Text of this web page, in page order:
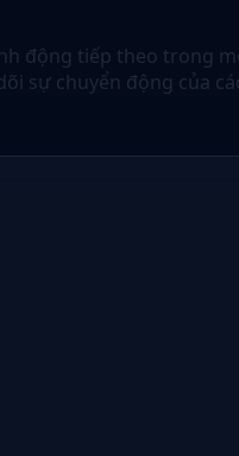
động tiếp theo trong
sự chuyển động của